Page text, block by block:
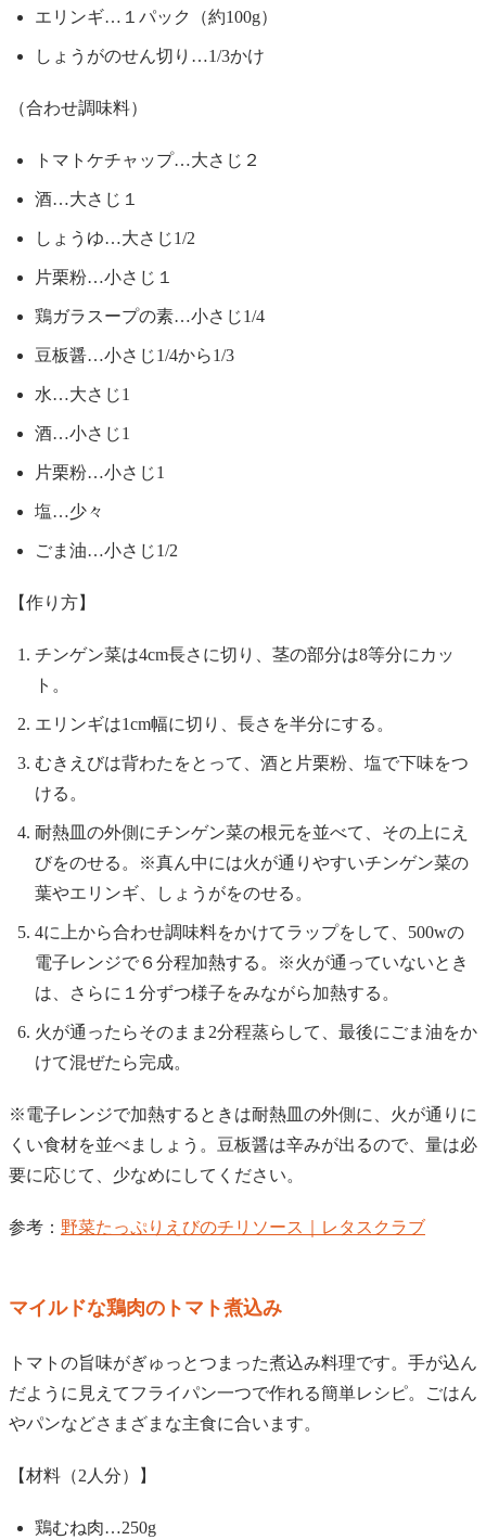
エリンギ…１パック（約100g）
しょうがのせん切り…1/3かけ
（合わせ調味料）
トマトケチャップ…大さじ２
酒…大さじ１
しょうゆ…大さじ1/2
片栗粉…小さじ１
鶏ガラスープの素…小さじ1/4
豆板醤…小さじ1/4から1/3
水…大さじ1
酒…小さじ1
片栗粉…小さじ1
塩…少々
ごま油…小さじ1/2
【作り方】
チンゲン菜は4cm長さに切り、茎の部分は8等分にカッ
ト。
エリンギは1cm幅に切り、長さを半分にする。
むきえびは背わたをとって、酒と片栗粉、塩で下味をつ
ける。
耐熱皿の外側にチンゲン菜の根元を並べて、その上にえ
びをのせる。※真ん中には火が通りやすいチンゲン菜の
葉やエリンギ、しょうがをのせる。
4に上から合わせ調味料をかけてラップをして、500wの
電子レンジで６分程加熱する。※火が通っていないとき
は、さらに１分ずつ様子をみながら加熱する。
火が通ったらそのまま2分程蒸らして、最後にごま油をか
けて混ぜたら完成。
※電子レンジで加熱するときは耐熱皿の外側に、火が通りに
くい食材を並べましょう。豆板醤は辛みが出るので、量は必
要に応じて、少なめにしてください。
参考： 野菜たっぷりえびのチリソース｜レタスクラブ
マイルドな鶏肉のトマト煮込み
トマトの旨味がぎゅっとつまった煮込み料理です。手が込ん
だように見えてフライパン一つで作れる簡単レシピ。ごはん
やパンなどさまざまな主食に合います。
【材料（2人分）】
鶏むね肉…250g